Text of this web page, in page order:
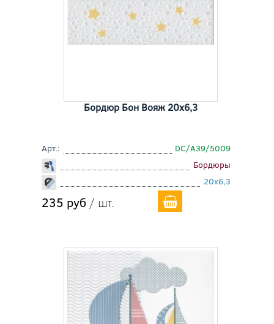
Бордюр Бон Вояж 20x6,3
Арт.:
DC/A39/5009
Бордюры
20x6,3
235 руб / шт.